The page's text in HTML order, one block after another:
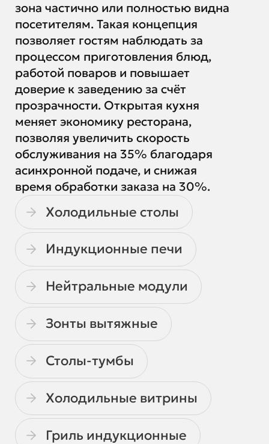
зона частично или полностью видна
посетителям. Такая концепция
позволяет гостям наблюдать за
процессом приготовления блюд,
работой поваров и повышает
доверие к заведению за счёт
прозрачности. Открытая кухня
меняет экономику ресторана,
позволяя увеличить скорость
обслуживания на 35% благодаря
асинхронной подаче, и снижая
время обработки заказа на 30%.
Холодильные столы
Индукционные печи
Нейтральные модули
Зонты вытяжные
Столы-тумбы
Холодильные витрины
Гриль индукционные